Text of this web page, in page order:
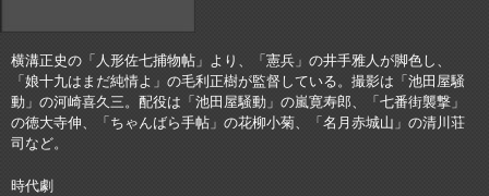
横溝正史の「人形佐七捕物帖」より、「憲兵」の井手雅人が脚色し、
「娘十九はまだ純情よ」の毛利正樹が監督している。撮影は「池田屋騒
動」の河崎喜久三。配役は「池田屋騒動」の嵐寛寿郎、「七番街襲撃」
の徳大寺伸、「ちゃんばら手帖」の花柳小菊、「名月赤城山」の清川荘
司など。
時代劇